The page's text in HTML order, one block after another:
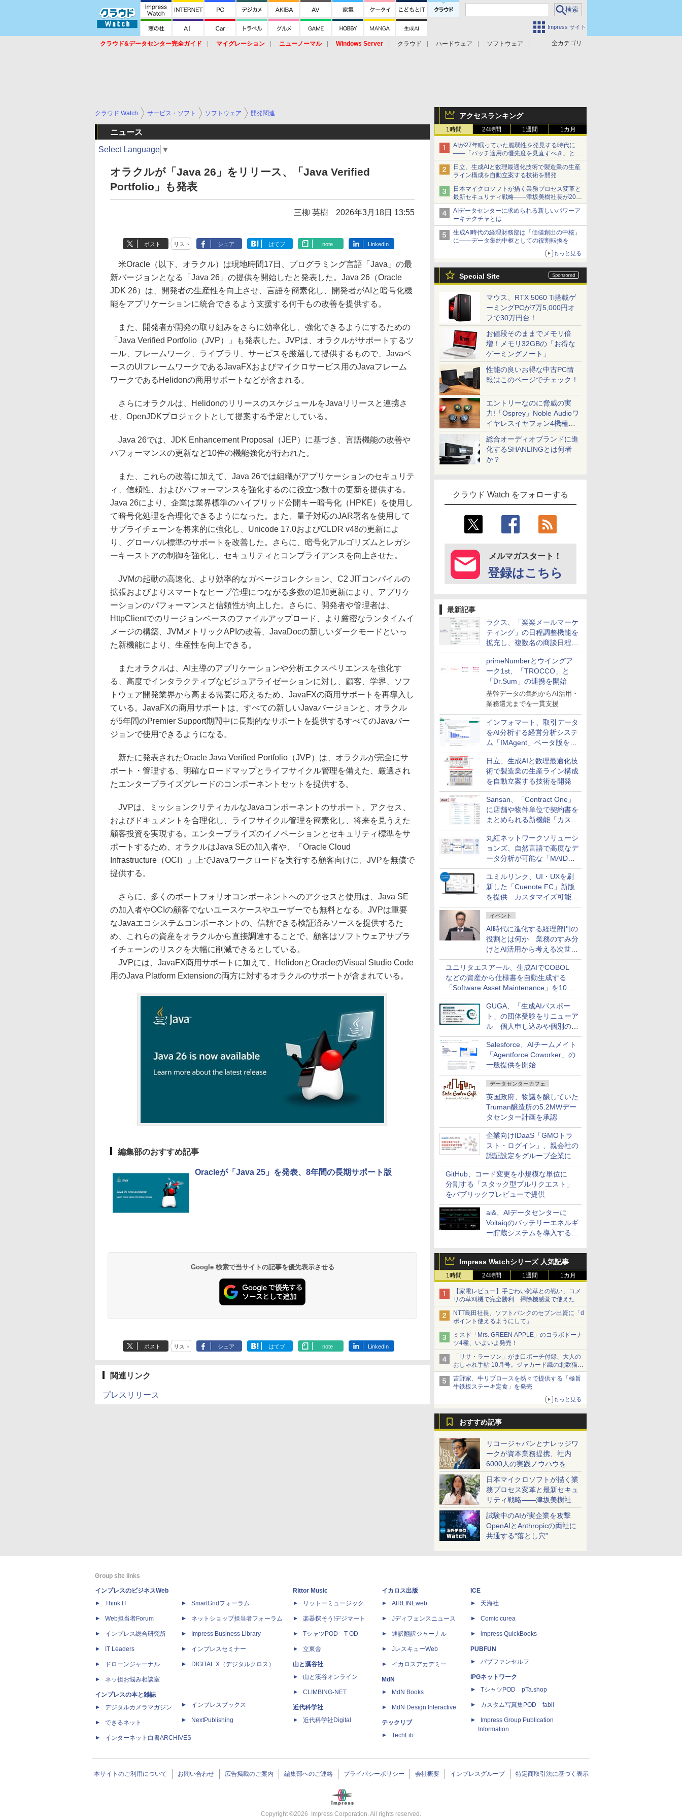
Impress サイト
全カテゴリ
クラウド&データセンター完全ガイド マイグレーション ニューノーマル Windows Server クラウド ハードウェア
ソフトウェア
アクセスランキング
1時間 24時間 1週間 1カ月
AIが27年眠っていた脆弱性を発見する時代に
――「パッチ適用の優先度を見直すべき」とセ
キュリティ専門家
日立、生成AIと数理最適化技術で製造業の生産
ライン構成を自動立案する技術を開発
日本マイクロソフトが描く業務プロセス変革と
最新セキュリティ戦略――津坂美樹社長が2027
年度戦略を説明
AIデータセンターに求められる新しいパワーア
ーキテクチャとは
生成AI時代の経理財務部は「価値創出の中核」
に――データ集約中枢としての役割転換を
もっと見る
Special Site
マウス、RTX 5060 Ti搭載ゲ
ーミングPCが7万5,000円オ
フで30万円台！
お値段そのままでメモリ倍
増！メモリ32GBの「お得な
ゲーミングノート」
性能の良いお得な中古PC情
報はこのページでチェック！
エントリーなのに脅威の実
力!「Osprey」Noble Audioワ
イヤレスイヤフォン4機種を
一気に聴く
総合オーディオブランドに進
化するSHANLINGとは何者
か？
クラウド Watch をフォローする
メルマガスタート！
登録はこちら
最新記事
ラクス、「楽楽メールマーケ
ティング」の日程調整機能を
拡充し、複数名の商談日程調
整を効率化
primeNumberとウイングア
ーク1st、「TROCCO」と
「Dr.Sum」の連携を開始
基幹データの集約からAI活用・
業務還元までを一貫支援
インフォマート、取引データ
をAI分析する経営分析システ
ム「IMAgent」ベータ版を提
供
日立、生成AIと数理最適化技
術で製造業の生産ライン構成
を自動立案する技術を開発
Sansan、「Contract One」
に店舗や物件単位で契約書を
まとめられる新機能「カスタ
ム契約ツリー」を追加
丸紅ネットワークソリューシ
ョンズ、自然言語で高度なデ
ータ分析が可能な「MAIDOA
AI ASSIST」を9月より提供
ユミルリンク、UI・UXを刷
新した「Cuenote FC」新版
を提供 カスタマイズ可能な
ダッシュボード画面を搭載
イベント
AI時代に進化する経理部門の
役割とは何か 業務のすみ分
けとAI活用から考える次世代
ファイナンス戦略
ユニリタエスアール、生成AIでCOBOL
などの資産から仕様書を自動生成する
「Software Asset Maintenance」を10月
に発売
GUGA、「生成AIパスポー
ト」の団体受験をリニューア
ル 個人申し込みや個別の支
払いなどに対応
Salesforce、AIチームメイト
「Agentforce Coworker」の
一般提供を開始
データセンターカフェ
英国政府、物議を醸していた
Truman醸造所の5.2MWデー
タセンター計画を承認
企業向けIDaaS「GMOトラ
スト・ログイン」、親会社の
認証設定をグループ企業に展
開できる新機能を提供
GitHub、コード変更を小規模な単位に
分割する「スタック型プルリクエスト」
をパブリックプレビューで提供
ai&、AIデータセンターに
Voltaiqのバッテリーエネルギ
ー貯蔵システムを導入する計
Impress Watchシリーズ 人気記事
1時間 24時間 1週間 1カ月
【家電レビュー】手ごわい雑草との戦い、コメ
リの草刈機で完全勝利 掃除機感覚で使えた
NTT島田社長、ソフトバンクのセブン出資に「d
ポイント使えるようにして」
ミスド「Mrs. GREEN APPLE」のコラボドーナ
ツ4種、いよいよ発売！
「リサ・ラーソン」がま口ポーチ付録、大人の
おしゃれ手帖 10月号。ジャカード織の北欧猫デ
ザイン
吉野家、牛リブロースを熱々で提供する「極旨
牛鉄板ステーキ定食」を発売
もっと見る
おすすめ記事
リコージャパンとナレッジワ
ークが資本業務提携、社内
6000人の実践ノウハウを生
かした「AI商談記録 for
RICOH」を展開へ
日本マイクロソフトが描く業
務プロセス変革と最新セキュ
リティ戦略――津坂美樹社長
が2027年度戦略を説明
試験中のAIが実企業を攻撃
OpenAIとAnthropicの両社に
共通する“落とし穴”
クラウド Watch サービス・ソフト ソフトウェア 開発関連
ニュース
Select Language ▼
オラクルが「Java 26」をリリース、「Java Verified
Portfolio」も発表
三柳 英樹 2026年3月18日 13:55
ポスト リスト シェア はてブ note LinkedIn
米Oracle（以下、オラクル）は現地時間17日、プログラミング言語「Java」の最
新バージョンとなる「Java 26」の提供を開始したと発表した。Java 26（Oracle
JDK 26）は、開発者の生産性を向上させ、言語を簡素化し、開発者がAIと暗号化機
能をアプリケーションに統合できるよう支援する何千もの改善を提供する。
また、開発者が開発の取り組みをさらに効率化し、強化できるようにするための
「Java Verified Portfolio（JVP）」も発表した。JVPは、オラクルがサポートするツ
ール、フレームワーク、ライブラリ、サービスを厳選して提供するもので、Javaベ
ースのUIフレームワークであるJavaFXおよびマイクロサービス用のJavaフレーム
ワークであるHelidonの商用サポートなどが含まれる。
さらにオラクルは、HelidonのリリースのスケジュールをJavaリリースと連携さ
せ、OpenJDKプロジェクトとして提案する予定としている。
Java 26では、JDK Enhancement Proposal（JEP）に基づき、言語機能の改善や
パフォーマンスの更新など10件の機能強化が行われた。
また、これらの改善に加えて、Java 26では組織がアプリケーションのセキュリテ
ィ、信頼性、およびパフォーマンスを強化するのに役立つ数十の更新を提供する。
Java 26により、企業は業界標準のハイブリッド公開キー暗号化（HPKE）を使用し
て暗号化処理を合理化できるようになった。また、量子対応のJAR署名を使用して
サプライチェーンを将来的に強化し、Unicode 17.0およびCLDR v48の更新によ
り、グローバル標準のサポートを改善した。さらに、暗号化アルゴリズムとレガシ
ーキーストアの制御を強化し、セキュリティとコンプライアンスを向上させた。
JVMの起動の高速化、より効率的なガベージコレクション、C2 JITコンパイルの
拡張およびよりスマートなヒープ管理につながる多数の追加更新により、アプリケ
ーションのパフォーマンスと信頼性が向上した。さらに、開発者や管理者は、
HttpClientでのリージョンベースのファイルアップロード、より厳密なランタイムイ
メージの構築、JVMメトリックAPIの改善、JavaDocの新しいダークモードといっ
た新機能により、生産性を向上できる。
またオラクルは、AI主導のアプリケーションや分析エクスペリエンスを強化す
る、高度でインタラクティブなビジュアライゼーションに対し、顧客、学界、ソフ
トウェア開発業界から高まる需要に応えるため、JavaFXの商用サポートを再導入し
ている。JavaFXの商用サポートは、すべての新しいJavaバージョンと、オラクル
が5年間のPremier Support期間中に長期的なサポートを提供するすべてのJavaバー
ジョンで使用できるようになる。
新たに発表されたOracle Java Verified Portfolio（JVP）は、オラクルが完全にサ
ポート・管理する、明確なロードマップとライフサイクル管理を備えた、厳選され
たエンタープライズグレードのコンポーネントセットを提供する。
JVPは、ミッションクリティカルなJavaコンポーネントのサポート、アクセス、
およびドキュメントを合理化し、ライフサイクル管理を簡素化し、将来を見うえた
顧客投資を実現する。エンタープライズのイノベーションとセキュリティ標準をサ
ポートするため、オラクルはJava SEの加入者や、「Oracle Cloud
Infrastructure（OCI）」上でJavaワークロードを実行する顧客向けに、JVPを無償で
提供する。
さらに、多くのポートフォリオコンポーネントへのアクセスと使用は、Java SE
の加入者やOCIの顧客でないユースケースやユーザーでも無料となる。JVPは重要
なJavaエコシステムコンポーネントの、信頼できる検証済みソースを提供するた
め、これらの資産をオラクルから直接調達することで、顧客はソフトウェアサプラ
イチェーンのリスクを大幅に削減できるとしている。
JVPには、JavaFX商用サポートに加えて、HelidonとOracleのVisual Studio Code
用のJava Platform Extensionの両方に対するオラクルのサポートが含まれている。
編集部のおすすめ記事
Oracleが「Java 25」を発表、8年間の長期サポート版
Google 検索で当サイトの記事を優先表示させる
ポスト リスト シェア はてブ note LinkedIn
関連リンク
プレスリリース
Group site links
インプレスのビジネスWeb
Think IT
Web担当者Forum
インプレス総合研究所
IT Leaders
ドローンジャーナル
ネッ担お悩み相談室
インプレスの本と雑誌
デジタルカメラマガジン
できるネット
インターネット白書ARCHIVES
SmartGridフォーラム
ネットショップ担当者フォーラム
Impress Business Library
インプレスセミナー
DIGITAL X（デジタルクロス）
インプレスブックス
NextPublishing
Rittor Music
リットーミュージック
楽器探そう!デジマート
TシャツPOD T-OD
立東舎
山と溪谷社
山と溪谷オンライン
CLIMBING-NET
近代科学社
近代科学社Digital
イカロス出版
AIRLINEweb
Jディフェンスニュース
通訳翻訳ジャーナル
JレスキューWeb
イカロスアカデミー
MdN
MdN Books
MdN Design Interactive
テックリブ
TechLib
ICE
天海社
Comic curea
impress QuickBooks
PUBFUN
パブファンセルフ
IPGネットワーク
TシャツPOD pTa.shop
カスタム写真集POD fabli
Impress Group Publication
Information
本サイトのご利用について お問い合わせ 広告掲載のご案内 編集部へのご連絡 プライバシーポリシー 会社概要 インプレスグループ 特定商取引法に基づく表示
Copyright ©2026 Impress Corporation. All rights reserved.